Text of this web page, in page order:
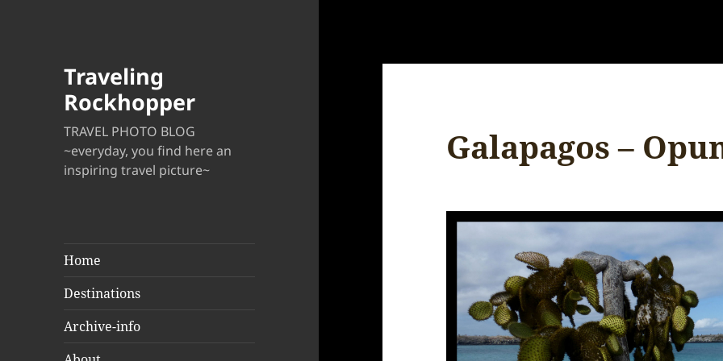
Traveling
Rockhopper
TRAVEL PHOTO BLOG
~everyday, you find here an
inspiring travel picture~
Home
Destinations
Archive-info
Galapagos –